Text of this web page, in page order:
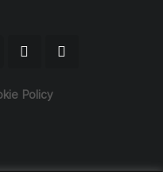
Policy